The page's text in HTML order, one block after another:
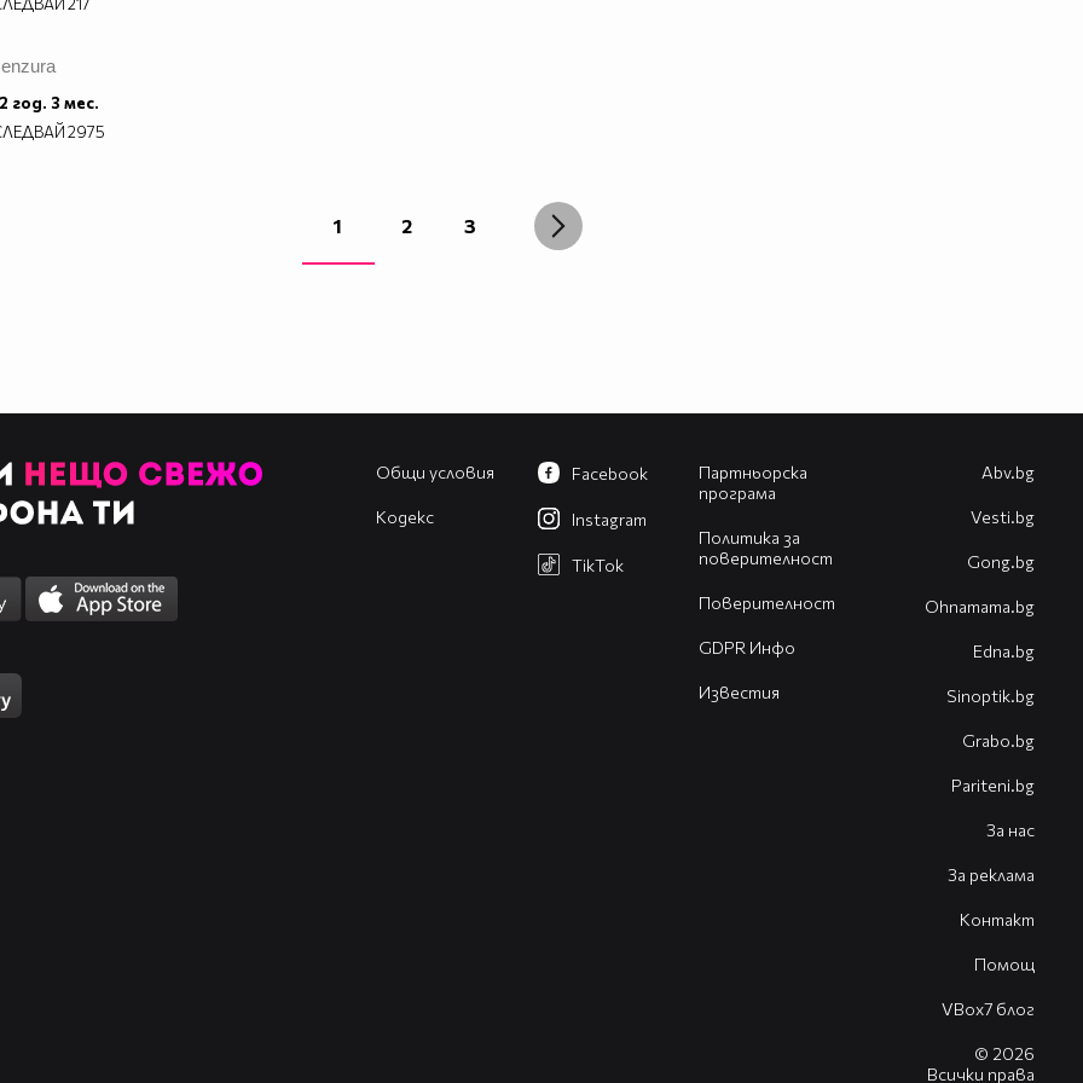
год. 3 мес.
2975
1 2 3
Общи условия
Кодекс
Партньорска
програма
Политика за
поверителност
Поверителност
GDPR Инфо
Известия
Facebook
Instagram
TikTok
Abv.bg
Vesti.bg
Gong.bg
Оhnamama.bg
Edna.bg
Sinoptik.bg
Grabo.bg
Pariteni.bg
За нас
За реклама
Контакт
Помощ
VBox7 блог
© 2026
Всички права